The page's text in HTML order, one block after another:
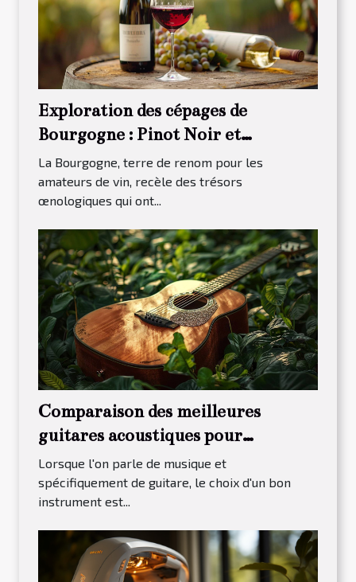
Exploration des cépages de
Bourgogne : Pinot Noir et
Chardonnay
La Bourgogne, terre de renom pour les
amateurs de vin, recèle des trésors
œnologiques qui ont...
Comparaison des meilleures
guitares acoustiques pour
débutants en 2023
Lorsque l'on parle de musique et
spécifiquement de guitare, le choix d'un bon
instrument est...